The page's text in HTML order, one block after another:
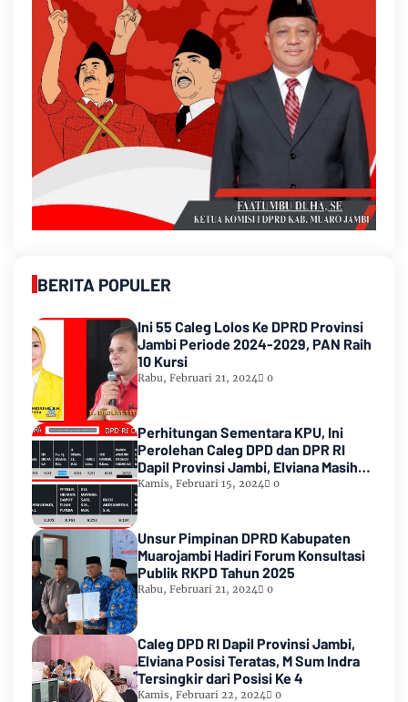
BERITA POPULER
Ini 55 Caleg Lolos Ke DPRD Provinsi
Jambi Periode 2024-2029, PAN Raih
10 Kursi
Rabu, Februari 21, 2024 0
Perhitungan Sementara KPU, Ini
Perolehan Caleg DPD dan DPR RI
Dapil Provinsi Jambi, Elviana Masih
Urutan Kedua Teratas
Kamis, Februari 15, 2024 0
Unsur Pimpinan DPRD Kabupaten
Muarojambi Hadiri Forum Konsultasi
Publik RKPD Tahun 2025
Rabu, Februari 21, 2024 0
Caleg DPD RI Dapil Provinsi Jambi,
Elviana Posisi Teratas, M Sum Indra
Tersingkir dari Posisi Ke 4
Kamis, Februari 22, 2024 0